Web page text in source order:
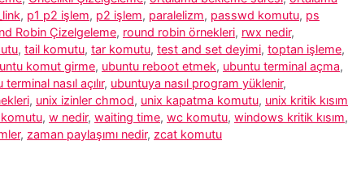
, p1 p2 işlem, p2 işlem, paralelizm, passwd komutu, ps
Robin Çizelgeleme, round robin örnekleri, rwx nedir,
, tail komutu, tar komutu, test and set deyimi, toptan işleme,
komut girme, ubuntu reboot etmek, ubuntu terminal açma,
terminal nasıl açılır, ubuntuya nasıl program yüklenir,
, unix izinler chmod, unix kapatma komutu, unix kritik kısım
, w nedir, waiting time, wc komutu, windows kritik kısım,
, zaman paylaşımı nedir, zcat komutu